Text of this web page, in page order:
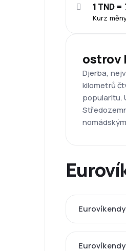
Kurz
1 TND =
ostrov
Djerba,
kilometrů
popularitu.